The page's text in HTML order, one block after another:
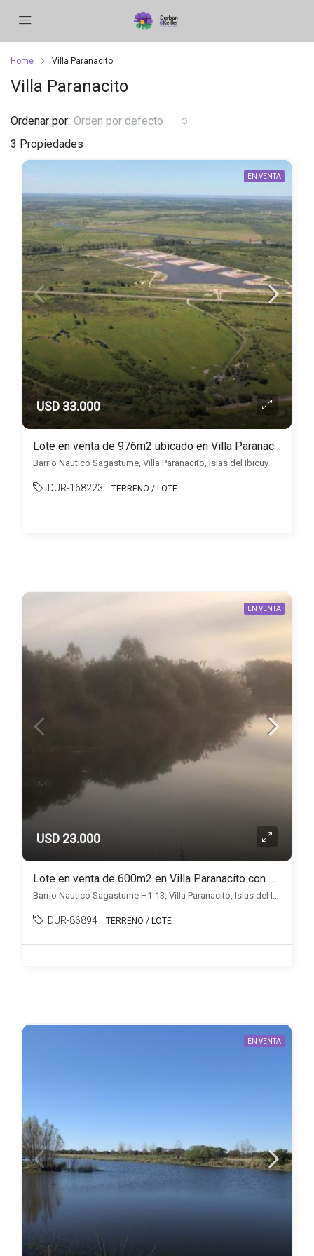
Home Villa Paranacito
Villa Paranacito
3 Propiedades
Ordenar por: Orden por defecto
EN VENTA
USD 33.000
Lote en venta de 976m2 ubicado en Villa Paranacito
Barrio Nautico Sagastume, Villa Paranacito, Islas del Ibicuy
DUR-168223 TERRENO / LOTE
EN VENTA
USD 23.000
Lote en venta de 600m2 en Villa Paranacito con salida navegable al Rio Uruguay
Barrio Nautico Sagastume H1-13, Villa Paranacito, Islas del Ibicuy
DUR-86894 TERRENO / LOTE
EN VENTA